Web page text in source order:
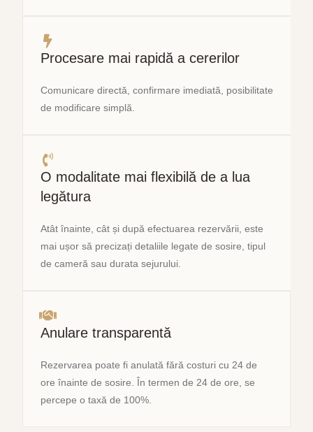
Procesare mai rapidă a cererilor
Comunicare directă, confirmare imediată, posibilitate
de modificare simplă.
O modalitate mai flexibilă de a lua
legătura
Atât înainte, cât și după efectuarea rezervării, este
mai ușor să precizați detaliile legate de sosire, tipul
de cameră sau durata sejurului.
Anulare transparentă
Rezervarea poate fi anulată fără costuri cu 24 de
ore înainte de sosire. În termen de 24 de ore, se
percepe o taxă de 100%.